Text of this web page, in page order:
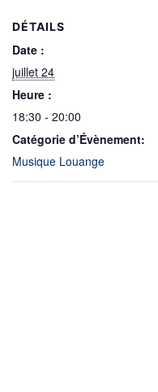
DÉTAILS
Date :
juillet 24
Heure :
18:30 - 20:00
Catégorie d’Évènement:
Musique Louange